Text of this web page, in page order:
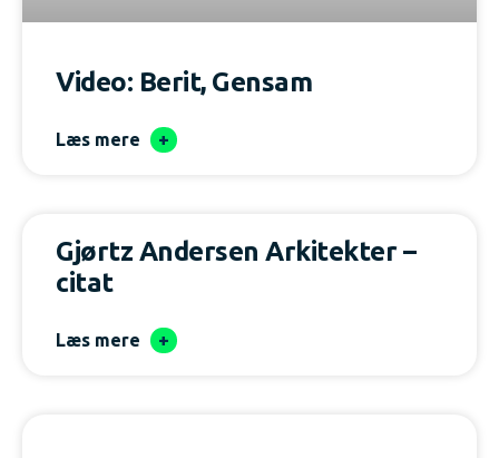
Video: Berit, Gensam
Læs mere
Gjørtz Andersen Arkitekter –
citat
Læs mere